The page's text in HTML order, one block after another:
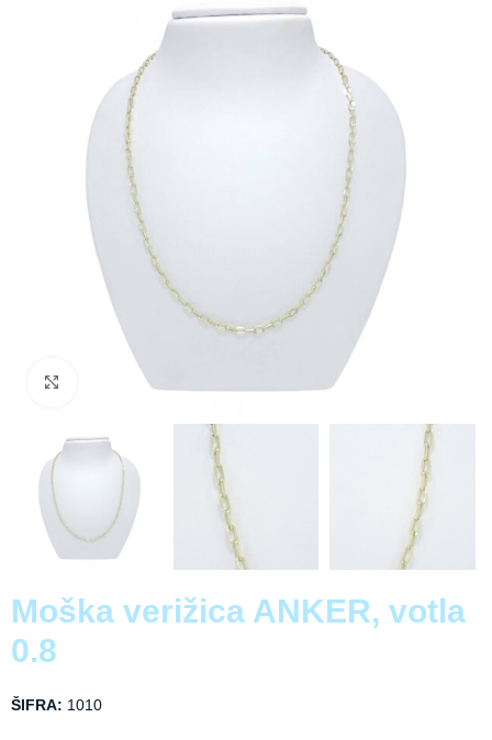
Kliknite za povečavo
Moška verižica ANKER, votla
0.8
ŠIFRA: 1010